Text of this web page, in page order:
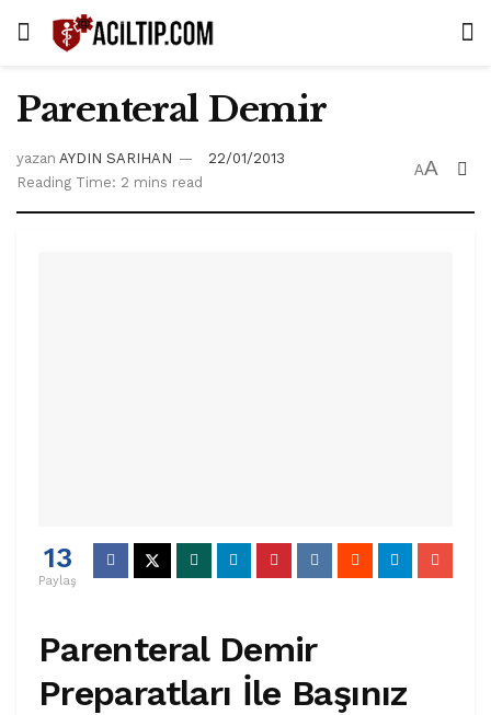
Parenteral Demir
yazan AYDIN SARIHAN
22/01/2013
Reading Time: 2 mins read
AA
13
Paylaş
Parenteral Demir
Preparatları İle Başınız